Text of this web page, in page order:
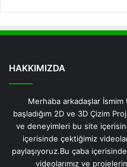
HAKKIMIZDA
Merhaba arkadaşlar İsmim
başladığım 2D ve 3D Çizim
ve deneyimleri bu site
içerisinde çektiğimiz
paylaşıyoruz.Bu çaba
videolarımız ve